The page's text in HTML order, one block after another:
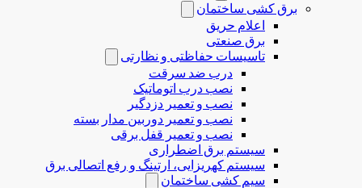
برق کشی ساختمان
اعلام حریق
برق صنعتی
تاسیسات حفاظتی و نظارتی
درب ضد سرقت
نصب درب‌ اتوماتیک
نصب و تعمیر دزدگیر
نصب و تعمیر دوربین مدار بسته
نصب و تعمیر قفل برقی
سیستم برق اضطراری
سیستم کهریزایی، ارتینگ و رفع اتصالی برق
سیم کشی ساختمان